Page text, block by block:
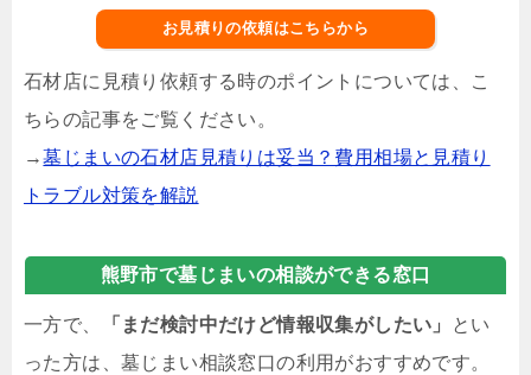
お見積りの依頼はこちらから
石材店に見積り依頼する時のポイントについては、こ
ちらの記事をご覧ください。
→墓じまいの石材店見積りは妥当？費用相場と見積り
トラブル対策を解説
熊野市で墓じまいの相談ができる窓口
一方で、 「まだ検討中だけど情報収集がしたい」
とい
った方は、墓じまい相談窓口の利用がおすすめです。